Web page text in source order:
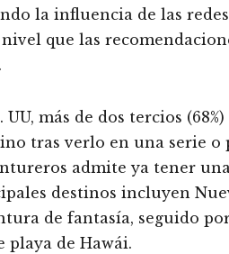
la influencia de las
que las
UU, más de dos tercios
tras verlo en una serie o
admite ya tener
destinos incluyen
de fantasía, seguido
playa de Hawái.